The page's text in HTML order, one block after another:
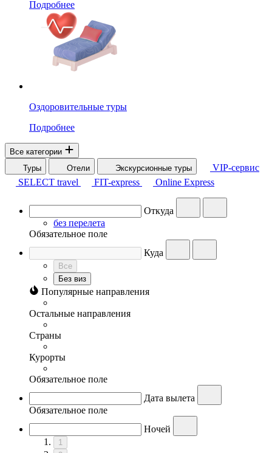
Подробнее
Оздоровительные туры
Подробнее
Все категории
Туры
Отели Экскурсионные туры
VIP-сервис
SELECT travel
FIT-express Online Express
Откуда
без перелета
Обязательное поле
Куда
Все
Без виз
Популярные направления
Остальные направления
Страны
Курорты
Обязательное поле
Дата вылета
Обязательное поле
Ночей
1